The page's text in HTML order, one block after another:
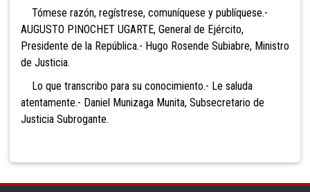
Tómese razón, regístrese, comuníquese y publíquese.-
AUGUSTO PINOCHET UGARTE, General de Ejército,
Presidente de la República.- Hugo Rosende Subiabre, Ministro
de Justicia.
Lo que transcribo para su conocimiento.- Le saluda
atentamente.- Daniel Munizaga Munita, Subsecretario de
Justicia Subrogante.